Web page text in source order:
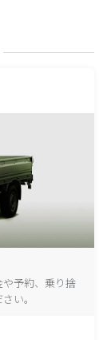
予約、乗り捨
い。